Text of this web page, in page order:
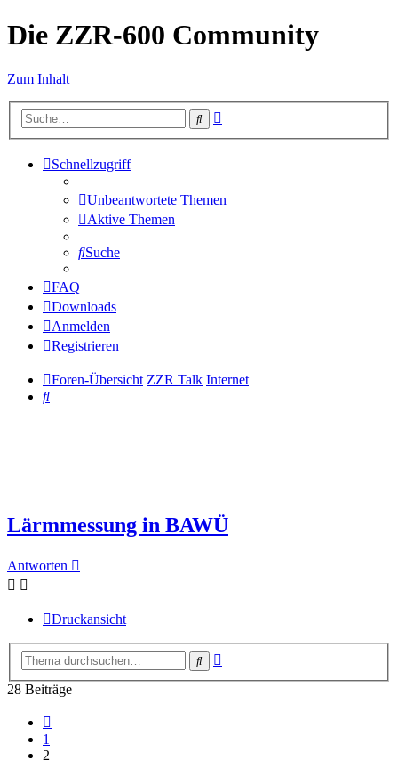
Die ZZR-600 Community
Zum Inhalt
Suche
Schnellzugriff
Unbeantwortete Themen
Aktive Themen
Suche
FAQ
Downloads
Anmelden
Registrieren
Foren-Übersicht ZZR Talk Internet
Suche
Lärmmessung in BAWÜ
Antworten
Druckansicht
Suche
28 Beiträge
1
2